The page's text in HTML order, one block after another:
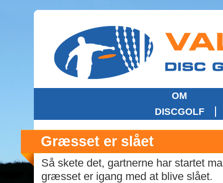
OM
DISCGOLF
Græsset er slået
Så skete det, gartnerne har startet
græsset er igang med at blive slået.